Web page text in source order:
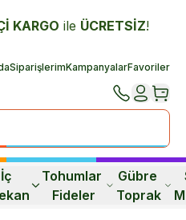
KARGO ile ÜCRETSİZ!
SiparişlerimKampanyalarFavoriler
İç
Tohumlar
Fideler
Gübre
Toprak